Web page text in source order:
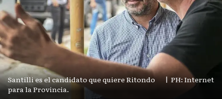
Santilli es el candidato que quiere Ritondo
para la Provincia.
| PH: Internet